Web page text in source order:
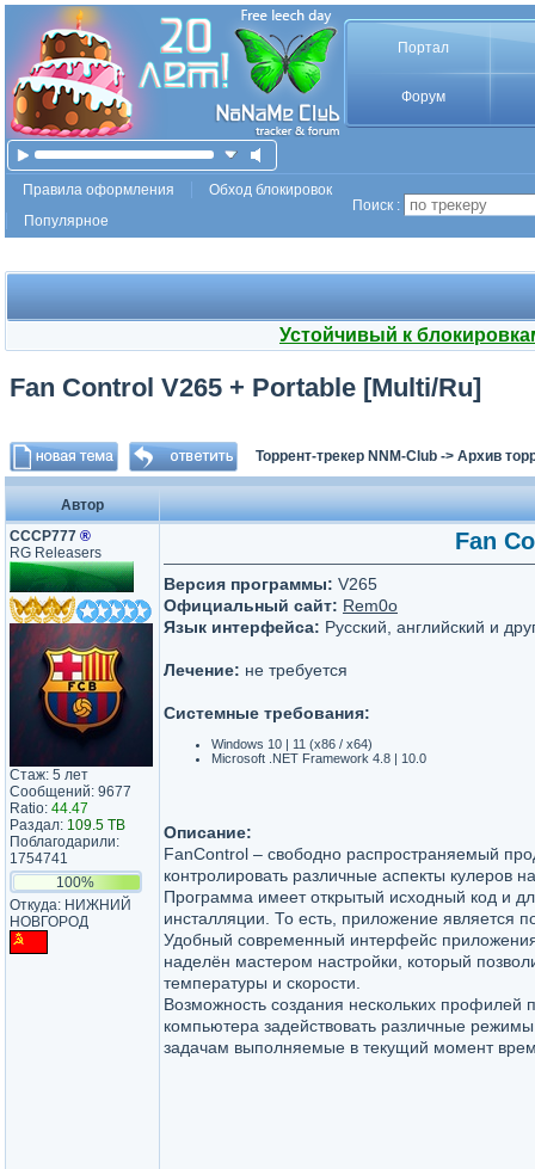
Портал
Форум
Правила оформления
Обход блокировок
Популярное
Поиск :
Устойчивый к
Fan Control V265 + Portable [Multi/Ru]
Торрент-трекер NNM-Club -> Архив
Автор
СССР777 ®
RG Releasers
Стаж: 5 лет
Сообщений: 9677
Ratio: 44.47
Раздал: 109.5 TB
Поблагодарили:
1754741
100%
Откуда: НИЖНИЙ
НОВГОРОД
Fan
Версия программы: V265
Официальный сайт: Rem0o
Язык интерфейса: Русский, английский и
Лечение: не требуется
Системные требования:
Windows 10 | 11 (x86 / x64)
Microsoft .NET Framework 4.8 | 10.0
Описание:
FanControl – свободно распространяемый
контролировать различные аспекты кулеров
Программа имеет открытый исходный код и
инсталляции. То есть, приложение является
Удобный современный интерфейс
наделён мастером настройки, который
температуры и скорости.
Возможность создания нескольких профилей
компьютера задействовать различные
задачам выполняемые в текущий момент